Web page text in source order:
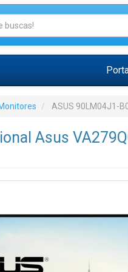
ASUS 90LM04J1-
Asus